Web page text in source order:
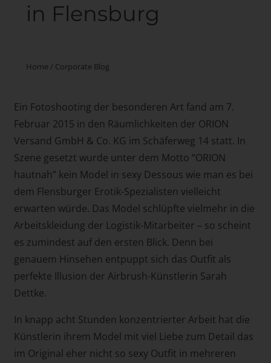
in Flensburg
Home / Corporate Blog
Ein Fotoshooting der besonderen Art fand am 7.
Februar 2015 in den Räumlichkeiten der ORION
Versand GmbH & Co. KG im Schäferweg 14 statt. In
Szene gesetzt wurde unter dem Motto “ORION
hautnah” kein Model in sexy Dessous wie man es bei
dem Flensburger Erotik-Spezialisten vielleicht
erwarten würde. Das Model schlüpfte vielmehr in die
Arbeitskleidung der Logistik-Mitarbeiter – so scheint
es zumindest auf den ersten Blick. Denn bei
genauem Hinsehen entpuppt sich das Outfit als
perfekte Illusion der Airbrush-Künstlerin Sarah
Dettke.
In knapp acht Stunden konzentrierter Arbeit hat die
Künstlerin ihrem Model mit viel Liebe zum Detail das
im Original eher nicht so sexy Outfit in mehreren